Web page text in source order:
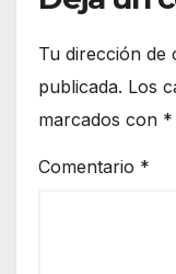
Tu dirección
publicada. Los
marcados con *
Comentario *